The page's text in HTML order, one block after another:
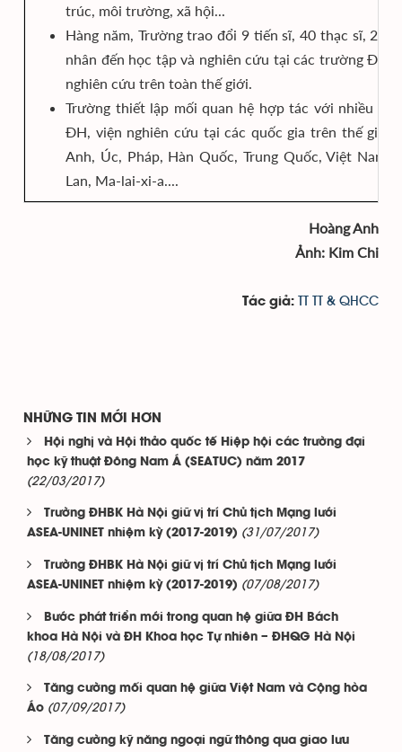
trúc, môi trường, xã hội...
Hàng năm, Trường trao đổi 9 tiến sĩ, 40 thạc sĩ,
nhân đến học tập và nghiên cứu tại các trường ĐH,
nghiên cứu trên toàn thế giới.
Trường thiết lập mối quan hệ hợp tác với nhiều
ĐH, viện nghiên cứu tại các quốc gia trên thế giới:
Anh, Úc, Pháp, Hàn Quốc, Trung Quốc, Việt Nam,
Lan, Ma-lai-xi-a....
Hoàng Anh
Ảnh: Kim Chi
Tác giả: TT TT & QHCC
NHỮNG TIN MỚI HƠN
Hội nghị và Hội thảo quốc tế Hiệp hội các trường đại
học kỹ thuật Đông Nam Á (SEATUC) năm 2017
(22/03/2017)
Trường ĐHBK Hà Nội giữ vị trí Chủ tịch Mạng lưới
ASEA-UNINET nhiệm kỳ (2017-2019) (31/07/2017)
Trường ĐHBK Hà Nội giữ vị trí Chủ tịch Mạng lưới
ASEA-UNINET nhiệm kỳ (2017-2019) (07/08/2017)
Bước phát triển mới trong quan hệ giữa ĐH Bách
khoa Hà Nội và ĐH Khoa học Tự nhiên – ĐHQG Hà Nội
(18/08/2017)
Tăng cường mối quan hệ giữa Việt Nam và Cộng hòa
Áo (07/09/2017)
Tăng cường kỹ năng ngoại ngữ thông qua giao lưu